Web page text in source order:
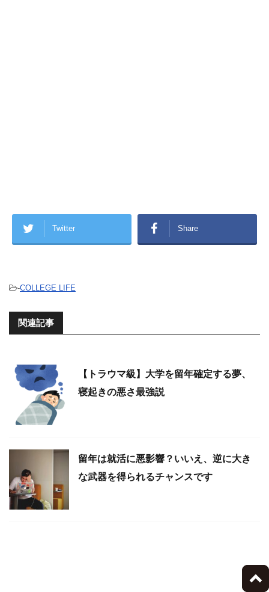
Twitter Share
-COLLEGE LIFE
関連記事
【トラウマ級】大学を留年確定する夢、
寝起きの悪さ最強説
留年は就活に悪影響？いいえ、逆に大き
な武器を得られるチャンスです